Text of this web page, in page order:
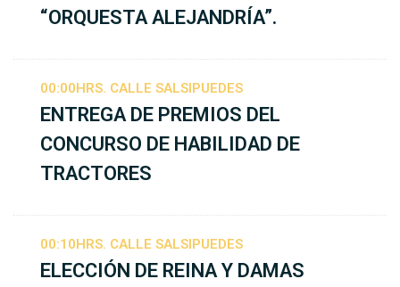
“ORQUESTA ALEJANDRÍA”.
00:00HRS. CALLE SALSIPUEDES
ENTREGA DE PREMIOS DEL
CONCURSO DE HABILIDAD DE
TRACTORES
00:10HRS. CALLE SALSIPUEDES
ELECCIÓN DE REINA Y DAMAS